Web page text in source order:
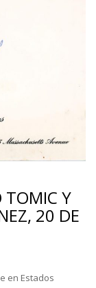
TOMIC Y
20 DE
en Estados